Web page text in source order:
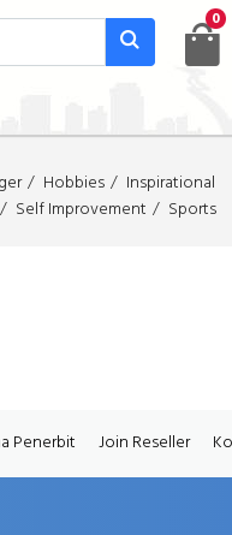
0
Hobbies
Inspirational
Self Improvement
Sports
Penerbit Join Reseller